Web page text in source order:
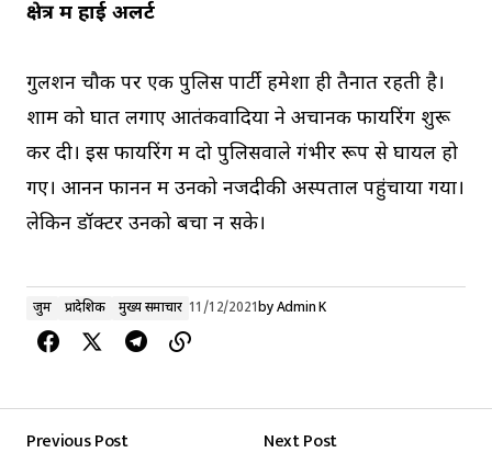
क्षेत्र में हाई अलर्ट
गुलशन चौक पर एक पुलिस पार्टी हमेशा ही तैनात रहती है।
शाम को घात लगाए आतंकवादियों ने अचानक फायरिंग शुरू
कर दी। इस फायरिंग में दो पुलिसवाले गंभीर रूप से घायल हो
गए। आनन फानन में उनको नजदीकी अस्पताल पहुंचाया गया।
लेकिन डॉक्टर उनको बचा न सके।
जुर्म प्रादेशिक मुख्य समाचार 11/12/2021byAdmin K
Previous Post
Next Post